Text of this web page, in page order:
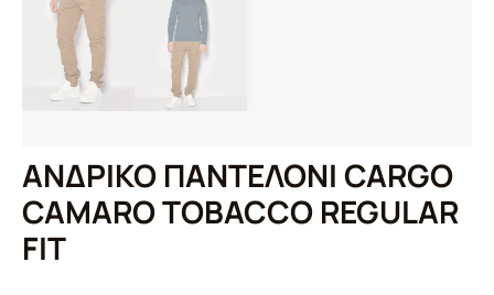
ΑΝΔΡΙΚΟ ΠΑΝΤΕΛΟΝΙ CARGO
CAMARO TOBACCO REGULAR
FIT